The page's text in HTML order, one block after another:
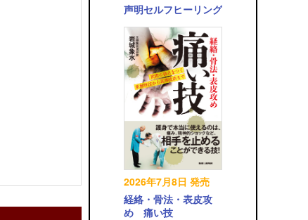
声明セルフヒーリング
2026年7月8日 発売
経絡・骨法・表皮攻
め 痛い技